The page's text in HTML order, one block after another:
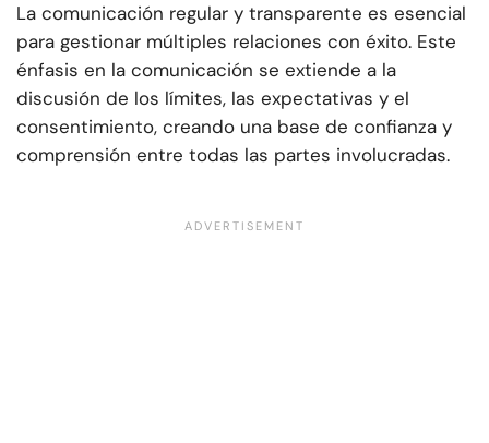
La comunicación regular y transparente es esencial
para gestionar múltiples relaciones con éxito. Este
énfasis en la comunicación se extiende a la
discusión de los límites, las expectativas y el
consentimiento, creando una base de confianza y
comprensión entre todas las partes involucradas.